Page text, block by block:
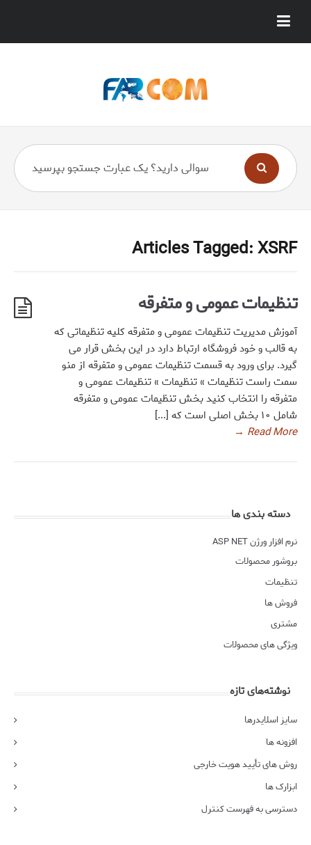
Articles Tagged: XSRF
تنظیمات عمومی و متفرقه
آموزش مدیریت تنظیمات عمومی و متفرقه کلیه تنظیماتی که
به قالب و خود فروشگاه ارتباط دارد در این بخش قرار می
گیرد. برای ورود به قسمت تنظیمات عمومی و متفرقه از منو
سمت راست تنظیمات » تنظیمات » تنظیمات عمومی و
متفرقه را انتخاب کنید بخش تنظیمات عمومی و متفرقه
شامل ۱۰ بخش اصلی است که [...]
Read More
→
دسته بندی ها
نرم افزار ورژن ASP NET
بروشور محصولات
تنظیمات
فروش ها
مشتری
ویژگی های محصولات
نوشته‌های تازه
سایز اسلایدرها
افزونه ها
روش های تأیید هویت خارجی
ابزارک ها
دسترسی به فهرست کنترل